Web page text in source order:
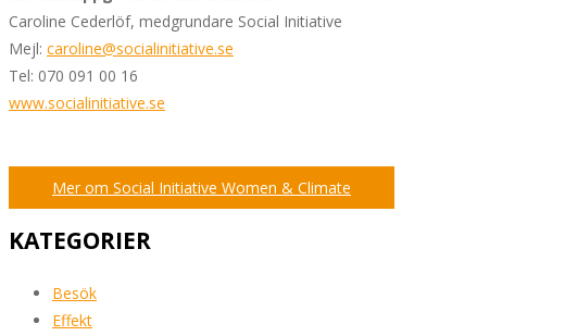
Caroline Cederlöf, medgrundare Social Initiative
Mejl: caroline@socialinitiative.se
Tel: 070 091 00 16
www.socialinitiative.se
Mer om Social Initiative Women & Climate
KATEGORIER
Besök
Effekt